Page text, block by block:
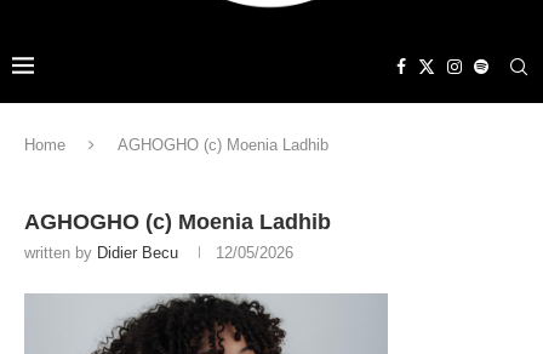
Home AGHOGHO (c) Moenia Ladhib
AGHOGHO (c) Moenia Ladhib
written by Didier Becu 12/05/2026